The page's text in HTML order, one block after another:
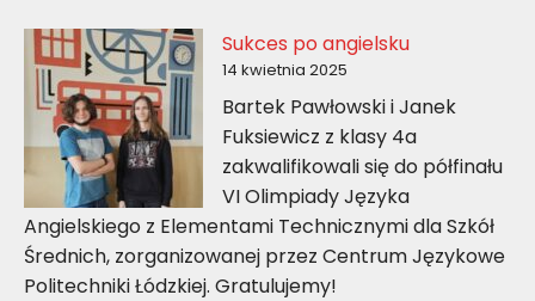
Sukces po angielsku
14 kwietnia 2025
Bartek Pawłowski i Janek
Fuksiewicz z klasy 4a
zakwalifikowali się do półfinału
VI Olimpiady Języka
Angielskiego z Elementami Technicznymi dla Szkół
Średnich, zorganizowanej przez Centrum Językowe
Politechniki Łódzkiej. Gratulujemy!